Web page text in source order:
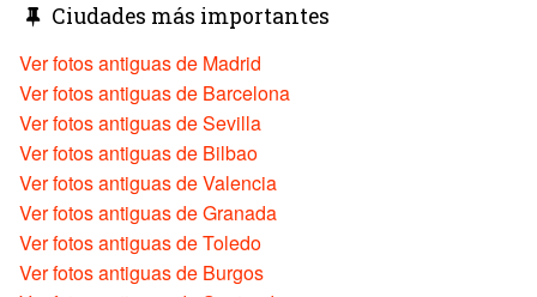
Ciudades más importantes
Ver fotos antiguas de Madrid
Ver fotos antiguas de Barcelona
Ver fotos antiguas de Sevilla
Ver fotos antiguas de Bilbao
Ver fotos antiguas de Valencia
Ver fotos antiguas de Granada
Ver fotos antiguas de Toledo
Ver fotos antiguas de Burgos